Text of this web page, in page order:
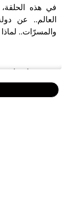
في هذه
العالم.. عن
والمسرّات..
#غزة #فلسطين